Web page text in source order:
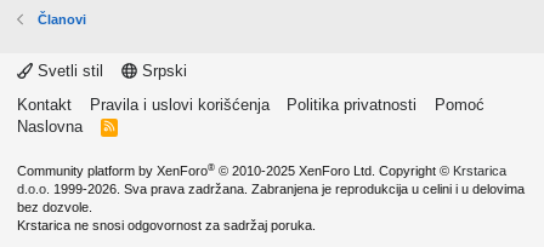
Članovi
Svetli stil
Srpski
Kontakt
Pravila i uslovi korišćenja Politika privatnosti
Pomoć
Naslovna
R
Community platform by XenForo® © 2010-2025 XenForo Ltd. Copyright © Krstarica
d.o.o. 1999-2026. Sva prava zadržana. Zabranjena je reprodukcija u celini i u delovima
bez dozvole.
Krstarica ne snosi odgovornost za sadržaj poruka.